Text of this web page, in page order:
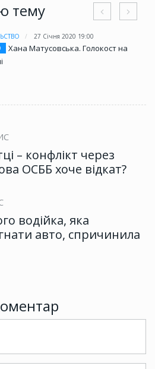
тему
27 Січня 2020 19:00
Хана Матусовська. Голокост на
– конфлікт через
ОСББ хоче відкат?
водійка, яка
авто, спричинила